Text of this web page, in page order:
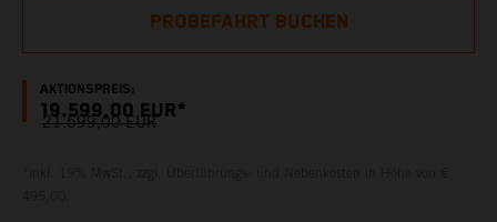
AKTIONSPREIS:
19.599,00 EUR*
21.599,00 EUR
PROBEFAHRT BUCHEN